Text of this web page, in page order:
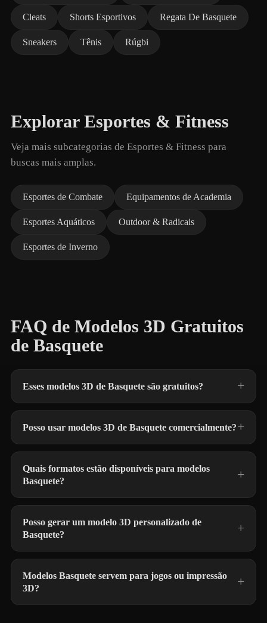
Cleats Shorts Esportivos Regata De Basquete
Sneakers Tênis Rúgbi
Explorar Esportes & Fitness
Veja mais subcategorias de Esportes & Fitness para
buscas mais amplas.
Esportes de Combate Equipamentos de Academia
Esportes Aquáticos Outdoor & Radicais
Esportes de Inverno
FAQ de Modelos 3D Gratuitos
de Basquete
Esses modelos 3D de Basquete são gratuitos?
Posso usar modelos 3D de Basquete comercialmente?
Quais formatos estão disponíveis para modelos
Basquete?
Posso gerar um modelo 3D personalizado de
Basquete?
Modelos Basquete servem para jogos ou impressão
3D?